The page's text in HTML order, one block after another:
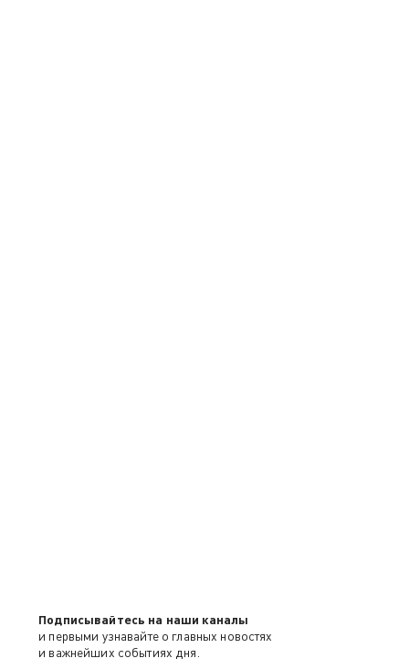
Подписывайтесь на наши каналы
и первыми узнавайте о главных новостях
и важнейших событиях дня.